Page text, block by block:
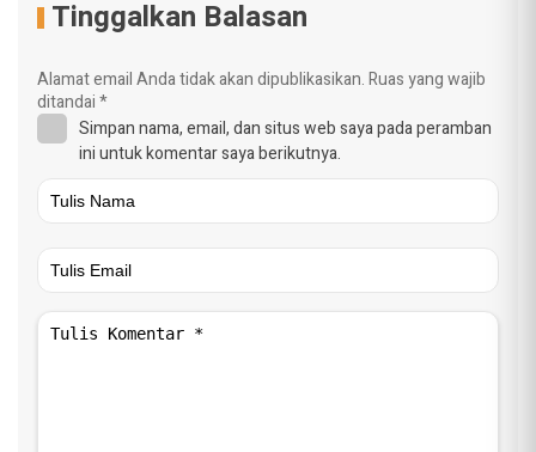
Tinggalkan Balasan
Alamat email Anda tidak akan dipublikasikan.Ruas yang wajib
ditandai*
Simpan nama, email, dan situs web saya pada peramban
ini untuk komentar saya berikutnya.